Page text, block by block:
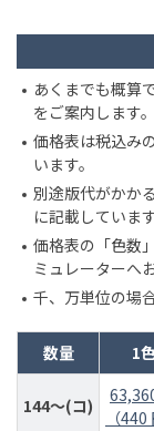
あくまでも概算
をご案内します。
価格表は税込み
います。
別途版代がかか
に記載しています
価格表の「色数
ミュレーターへ
千、万単位の場
数量 1
144～(コ)
（440